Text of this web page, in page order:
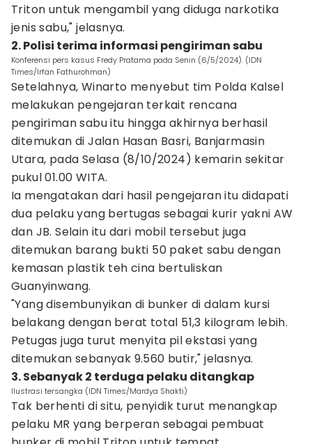
Triton untuk mengambil yang diduga narkotika
jenis sabu," jelasnya.
2. Polisi terima informasi pengiriman sabu
Konferensi pers kasus Fredy Pratama pada Senin (6/5/2024). (IDN
Times/Irfan Fathurohman)
Setelahnya, Winarto menyebut tim Polda Kalsel
melakukan pengejaran terkait rencana
pengiriman sabu itu hingga akhirnya berhasil
ditemukan di Jalan Hasan Basri, Banjarmasin
Utara, pada Selasa (8/10/2024) kemarin sekitar
pukul 01.00 WITA.
Ia mengatakan dari hasil pengejaran itu didapati
dua pelaku yang bertugas sebagai kurir yakni AW
dan JB. Selain itu dari mobil tersebut juga
ditemukan barang bukti 50 paket sabu dengan
kemasan plastik teh cina bertuliskan
Guanyinwang.
"Yang disembunyikan di bunker di dalam kursi
belakang dengan berat total 51,3 kilogram lebih.
Petugas juga turut menyita pil ekstasi yang
ditemukan sebanyak 9.560 butir," jelasnya.
3. Sebanyak 2 terduga pelaku ditangkap
Ilustrasi tersangka (IDN Times/Mardya Shakti)
Tak berhenti di situ, penyidik turut menangkap
pelaku MR yang berperan sebagai pembuat